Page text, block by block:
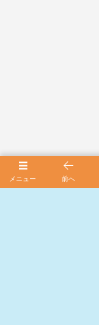
スポンサード リンク
メニュー 前へ